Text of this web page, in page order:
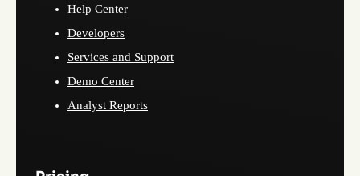
Help Center
Developers
Services and Support
Demo Center
Analyst Reports